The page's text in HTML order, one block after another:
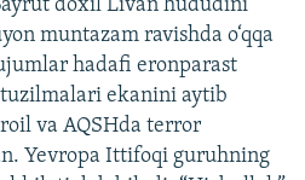
doxil Livan hududini
muntazam ravishda o‘qqa
hadafi eronparast
ekanini aytib
va AQSHda terror
Yevropa Ittifoqi guruhning